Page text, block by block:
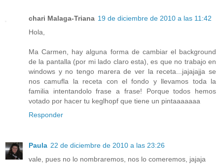
chari Malaga-Triana 19 de diciembre de 2010 a las 11:42
Hola,
Ma Carmen, hay alguna forma de cambiar el background
de la pantalla (por mi lado claro esta), es que no trabajo en
windows y no tengo marera de ver la receta...jajajajja se
nos camufla la receta con el fondo y llevamos toda la
familia intentandolo frase a frase! Porque todos hemos
votado por hacer tu keglhopf que tiene un pintaaaaaaa
Responder
Paula 22 de diciembre de 2010 a las 23:26
vale, pues no lo nombraremos, nos lo comeremos, jajaja